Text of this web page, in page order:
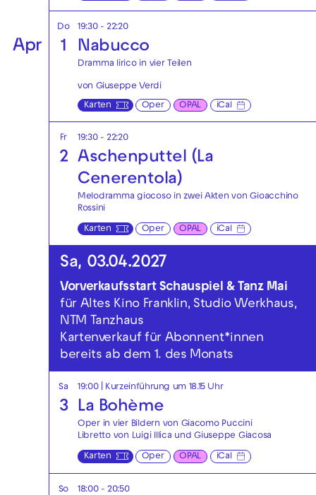
Apr
Do
1
19:30 - 22:20
Nabucco
Dramma lirico in vier Teilen
von Giuseppe Verdi
Karten Oper OPAL iCal
Fr
2
19:30 - 22:20
Aschenputtel (La
Cenerentola)
Melodramma giocoso in zwei Akten von Gioacchino
Rossini
Karten Oper OPAL iCal
Sa, 03.04.2027
Vorverkaufsstart Schauspiel & Tanz Mai
für Altes Kino Franklin, Studio Werkhaus,
NTM Tanzhaus
Kartenverkauf für Abonnent*innen
bereits ab dem 1. des Monats
Sa
3
19:00 | Kurzeinführung um 18.15 Uhr
La Bohème
Oper in vier Bildern von Giacomo Puccini
Libretto von Luigi Illica und Giuseppe Giacosa
Karten Oper OPAL iCal
So 18:00 - 20:50